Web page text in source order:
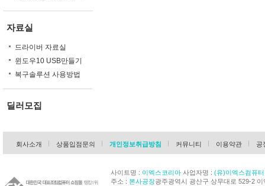
자료실
드라이버 자료실
윈도우10 USB만들기
복구솔루션 사용방법
딜러모집
회사소개 상품입점문의 개인정보취급방침 커뮤니티 이용약관 공
사이트명 : 이엑스코리아사업자명 : (유)이엑스컴퓨터
주소 : 본사공장광주광역시 광산구 상무대로 529-2 이